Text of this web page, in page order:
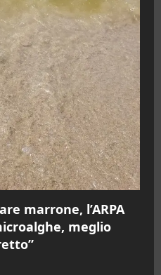
marrone, l’ARPA
meglio